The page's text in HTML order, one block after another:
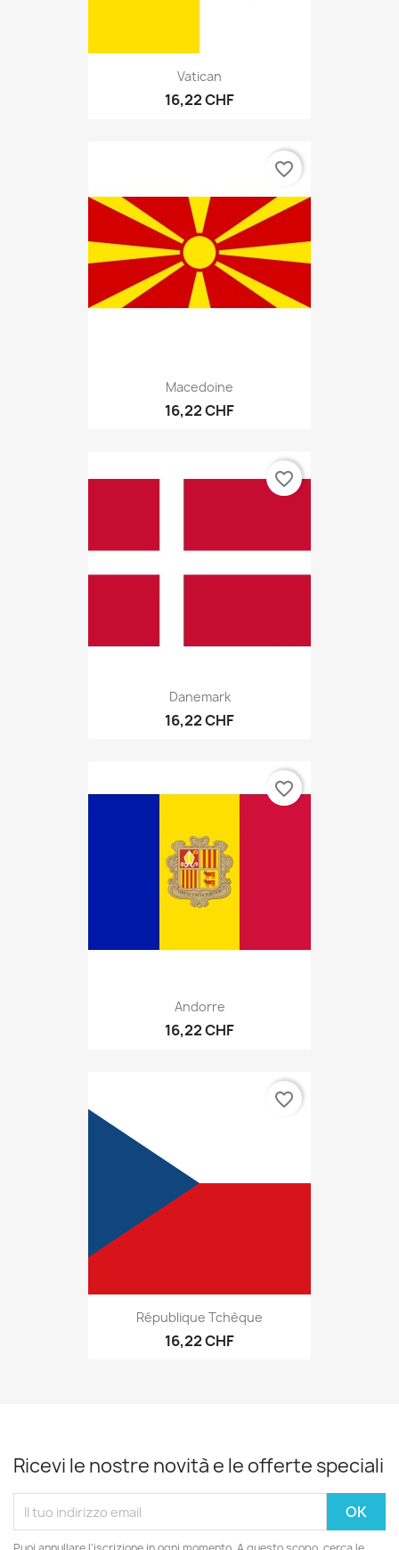
Vatican
16,22 CHF
Macedoine
16,22 CHF
favorite_border
Danemark
16,22 CHF
favorite_border
Andorre
16,22 CHF
favorite_border
République Tchèque
16,22 CHF
favorite_border
Ricevi le nostre novità e le offerte speciali